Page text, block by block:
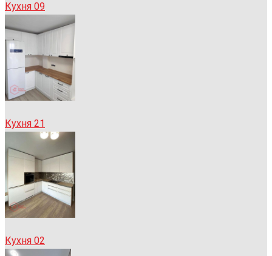
Кухня 09
Кухня 21
Кухня 02